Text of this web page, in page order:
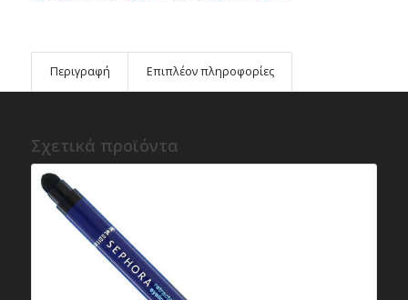
Περιγραφή Επιπλέον πληροφορίες
Σχετικά προϊόντα